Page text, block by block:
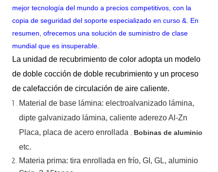
mejor tecnología del mundo a precios competitivos, con la
copia de seguridad del soporte especializado en curso &. En
resumen, ofrecemos una solución de suministro de clase
mundial que es insuperable.
La unidad de recubrimiento de color adopta un modelo
de doble cocción de doble recubrimiento y un proceso
de calefacción de circulación de aire caliente.
Material de base lámina: electroalvanizado lámina,
dipte galvanizado lámina, caliente aderezoAl-Zn
Placa, placa de acero enrollada , Bobinas de aluminio
etc.
Materia prima: tira enrollada en frío, GI, GL, aluminio